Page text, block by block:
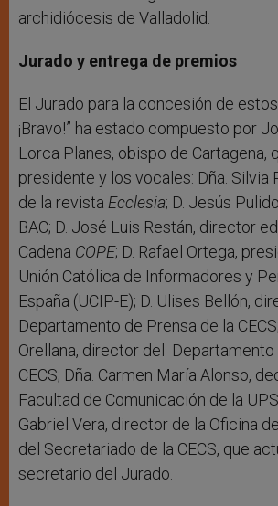
archidiócesis de Valladolid.
Jurado y entrega de premios
El Jurado para la concesión de
¡Bravo!” ha estado compuesto por
Lorca Planes, obispo de Cartagena,
presidente y los vocales: Dña. Silvia
de la revista Ecclesia; D. Jesús
BAC; D. José Luis Restán, director
Cadena COPE; D. Rafael Ortega,
Unión Católica de Informadores y
España (UCIP-E); D. Ulises Bellón,
Departamento de Prensa de la
Orellana, director del Departamento
CECS; Dña. Carmen María Alonso,
Facultad de Comunicación de la
Gabriel Vera, director de la Oficina
del Secretariado de la CECS, que
secretario del Jurado.